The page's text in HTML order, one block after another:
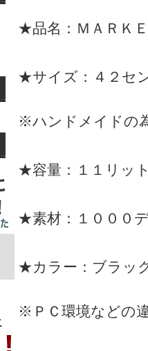
★品名：ＭＡＲＫ
★サイズ：４２セ
※ハンドメイドの
★容量：１１リッ
★素材：１０００
★カラー：ブラッ
※ＰＣ環境などの